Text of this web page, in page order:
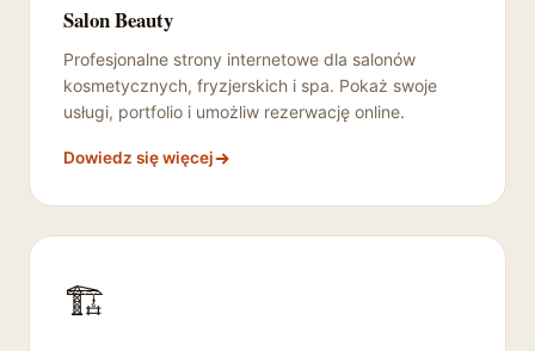
Salon Beauty
Profesjonalne strony internetowe dla salonów
kosmetycznych, fryzjerskich i spa. Pokaż swoje
usługi, portfolio i umożliw rezerwację online.
Dowiedz się więcej
🏗️